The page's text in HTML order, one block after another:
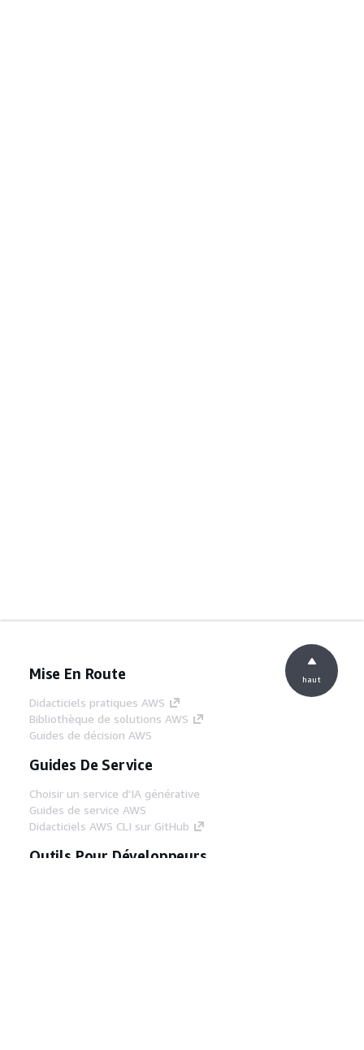
Mise En Route
Didacticiels pratiques AWS
Bibliothèque de solutions AWS
Guides de décision AWS
Guides De Service
Choisir un service d'IA générative
Guides de service AWS
Didacticiels AWS CLI sur GitHub
Outils Pour Développeurs
haut